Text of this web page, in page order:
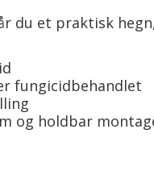
du et praktisk
fungicidbehandlet
og holdbar